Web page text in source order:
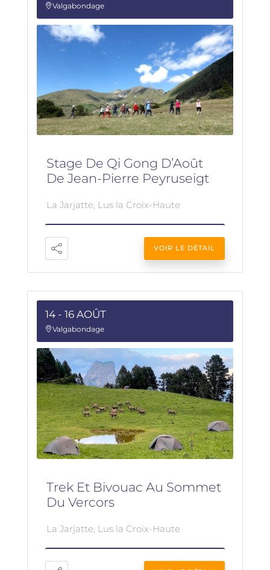
Valgabondage
Stage De Qi Gong D’Août
De Jean-Pierre Peyruseigt
La Jarjatte, Lus la Croix-Haute
VOIR LE DÉTAIL
14 - 16 AOÛT
Valgabondage
Trek Et Bivouac Au Sommet
Du Vercors
La Jarjatte, Lus la Croix-Haute